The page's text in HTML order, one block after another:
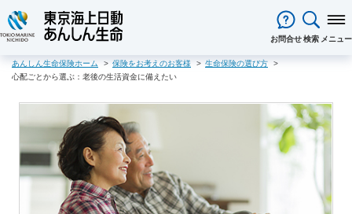
お問合せ検索 メニュー
保険をお考え
保険をお考えのお客様TOPへ
保険商品から選ぶ
ライフイベントから選ぶ
心配ごとから選ぶ
インターネットでご加入いただけ
る保険商品
ご相談・ご契約の流れ 申込方法の違い
商品一覧
資料請求
メディカルＫｉｔ ＮＥＯ
あんしん治療サポート保険
あんしん治療サポート保険R
メディカルＫｉｔエール
メディカルＫｉｔエールＲ
ご契約者様TOPへ
東京海上日動マイページのご案内
重要なお知らせ
サービス
法人のお客様
法人のお客様TOPへ
企業のライフステージごとに必要
な準備とは？
経営者の皆様向け商品
あんしん生命
あんしん生命についてTOPへ
東京海上グループについて
会社情報
ライフパートナーについて
あんしん生命保険ホーム 保険をお考えのお客様
生命保険の選び方
心配ごとから選ぶ：老後の生活資金に備えたい